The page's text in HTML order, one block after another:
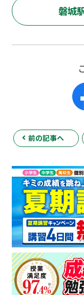
磐城
前の記事へ